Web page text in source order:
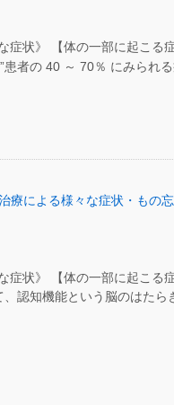
症状》 【体の一部に起こる
者の 40 ～ 70％ にみられ
療による様々な症状・もの
症状》 【体の一部に起こる
認知機能という脳のはたら